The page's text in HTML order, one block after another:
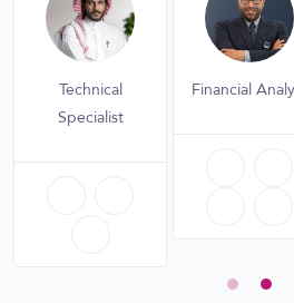
Financial
Technical
Specialist